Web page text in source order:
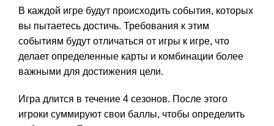
В каждой игре будут происходить события, которых
вы пытаетесь достичь. Требования к этим
событиям будут отличаться от игры к игре, что
делает определенные карты и комбинации более
важными для достижения цели.
Игра длится в течение 4 сезонов. После этого
игроки суммируют свои баллы, чтобы определить